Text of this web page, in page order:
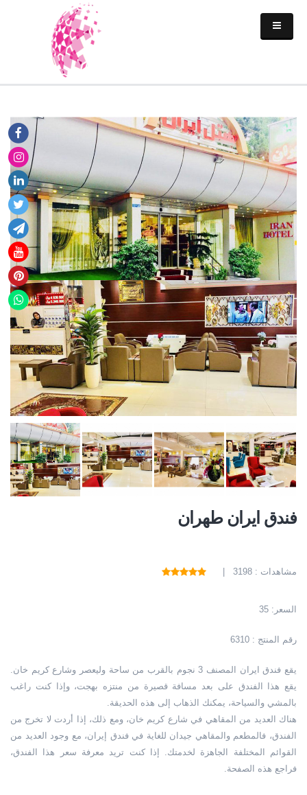
فندق ايران طهران
مشاهدات : 3198 |
السعر: 35
رقم المنتج : 6310
يقع فندق ايران المصنف 3 نجوم بالقرب من ساحة وليعصر وشارع كريم خان.
يقع هذا الفندق على بعد مسافة قصيرة من منتزه بهجت، وإذا كنت راغب
بالمشي والسياحة، يمكنك الذهاب إلى هذه الحديقة.
هناك العديد من المقاهي في شارع كريم خان، ومع ذلك، إذا أردت لا تخرج من
الفندق، فالمطعم والمقاهي جيدان للغاية في فندق إيران، مع وجود العديد من
القوائم المختلفة الجاهزة لخدمتك. إذا كنت تريد معرفة سعر هذا الفندق،
فراجع هذه الصفحة.